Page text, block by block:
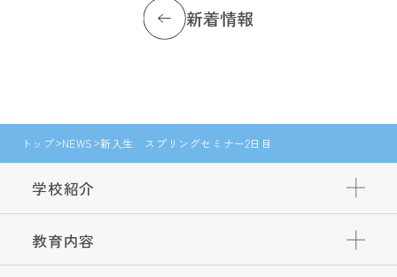
新着情報
トップ NEWS 新入生 スプリングセミナー2日目
学校紹介
教育内容